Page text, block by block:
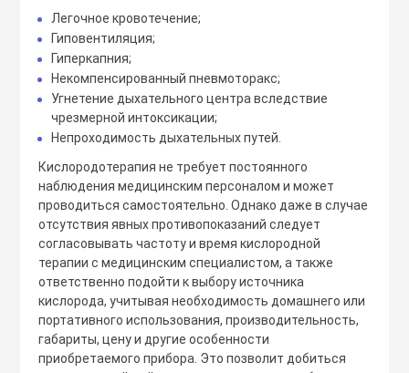
Легочное кровотечение;
Гиповентиляция;
Гиперкапния;
Некомпенсированный пневмоторакс;
Угнетение дыхательного центра вследствие
чрезмерной интоксикации;
Непроходимость дыхательных путей.
Кислородотерапия не требует постоянного
наблюдения медицинским персоналом и может
проводиться самостоятельно. Однако даже в случае
отсутствия явных противопоказаний следует
согласовывать частоту и время кислородной
терапии с медицинским специалистом, а также
ответственно подойти к выбору источника
кислорода, учитывая необходимость домашнего или
портативного использования, производительность,
габариты, цену и другие особенности
приобретаемого прибора. Это позволит добиться